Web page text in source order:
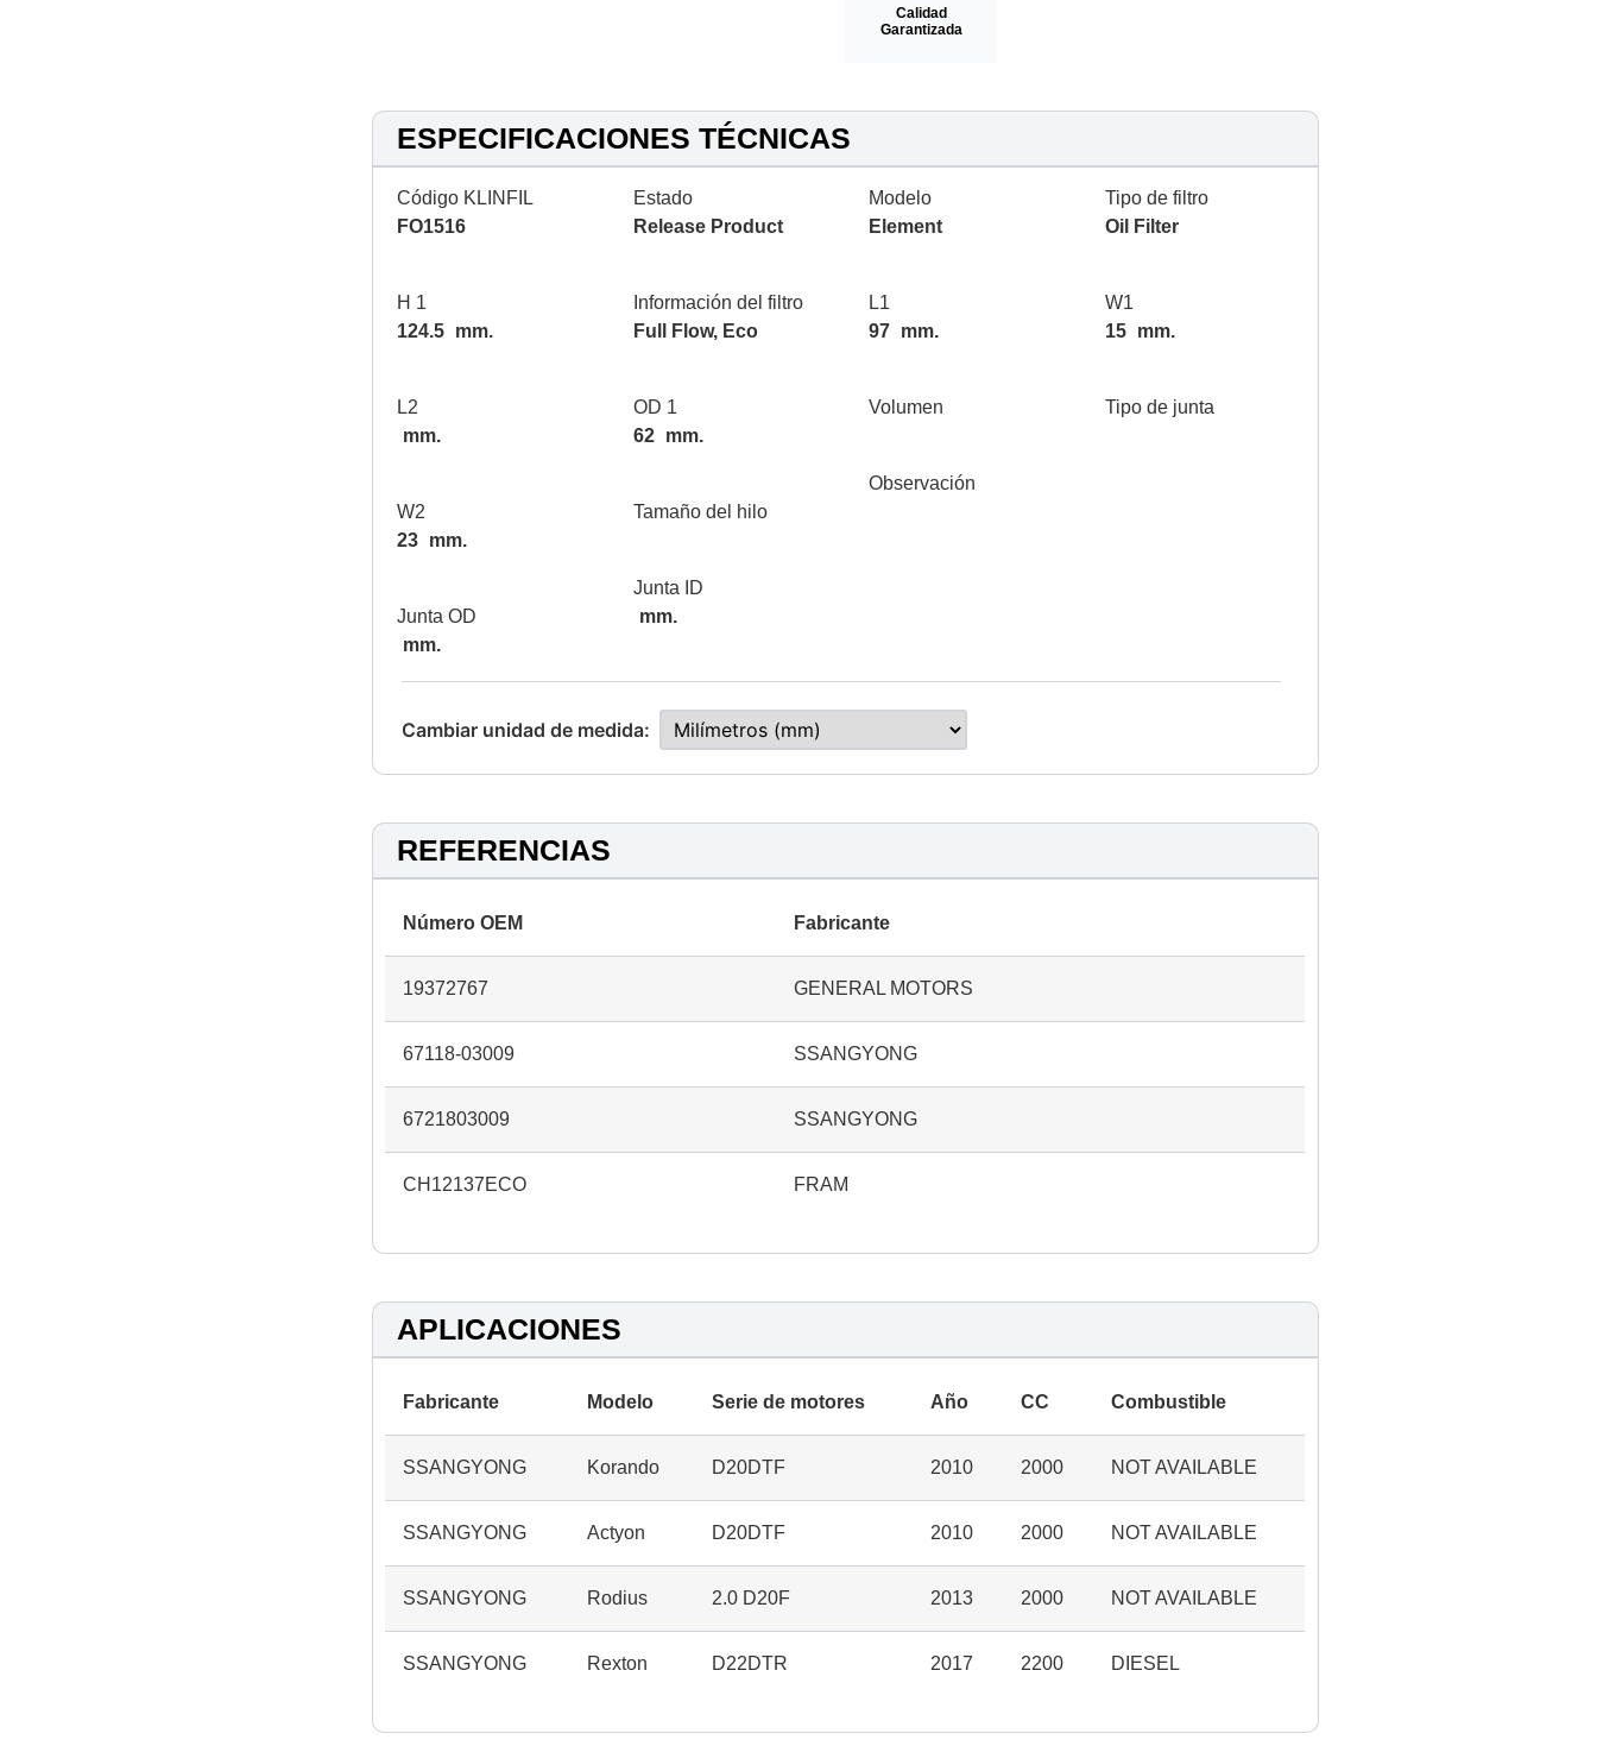
Calidad
Garantizada
ESPECIFICACIONES TÉCNICAS
Código KLINFIL
FO1516
H 1
124.5 mm.
L2
mm.
W2
23 mm.
Junta OD
mm.
Estado
Release Product
Información del filtro
Full Flow, Eco
OD 1
62
mm.
Tamaño del hilo
Junta ID
mm.
Modelo
Element
L1
97 mm.
Volumen
Observación
Tipo de filtro
Oil Filter
W1
15 mm.
Tipo de junta
Cambiar unidad de medida:
REFERENCIAS
Número OEM Fabricante
19372767 GENERAL MOTORS
67118-03009 SSANGYONG
6721803009 SSANGYONG
CH12137ECO FRAM
APLICACIONES
Fabricante Modelo Serie de motores Año CC Combustible
SSANGYONG Korando D20DTF 2010 2000 NOT AVAILABLE
SSANGYONG Actyon D20DTF 2010 2000 NOT AVAILABLE
SSANGYONG Rodius 2.0 D20F 2013 2000 NOT AVAILABLE
SSANGYONG Rexton D22DTR 2017 2200 DIESEL